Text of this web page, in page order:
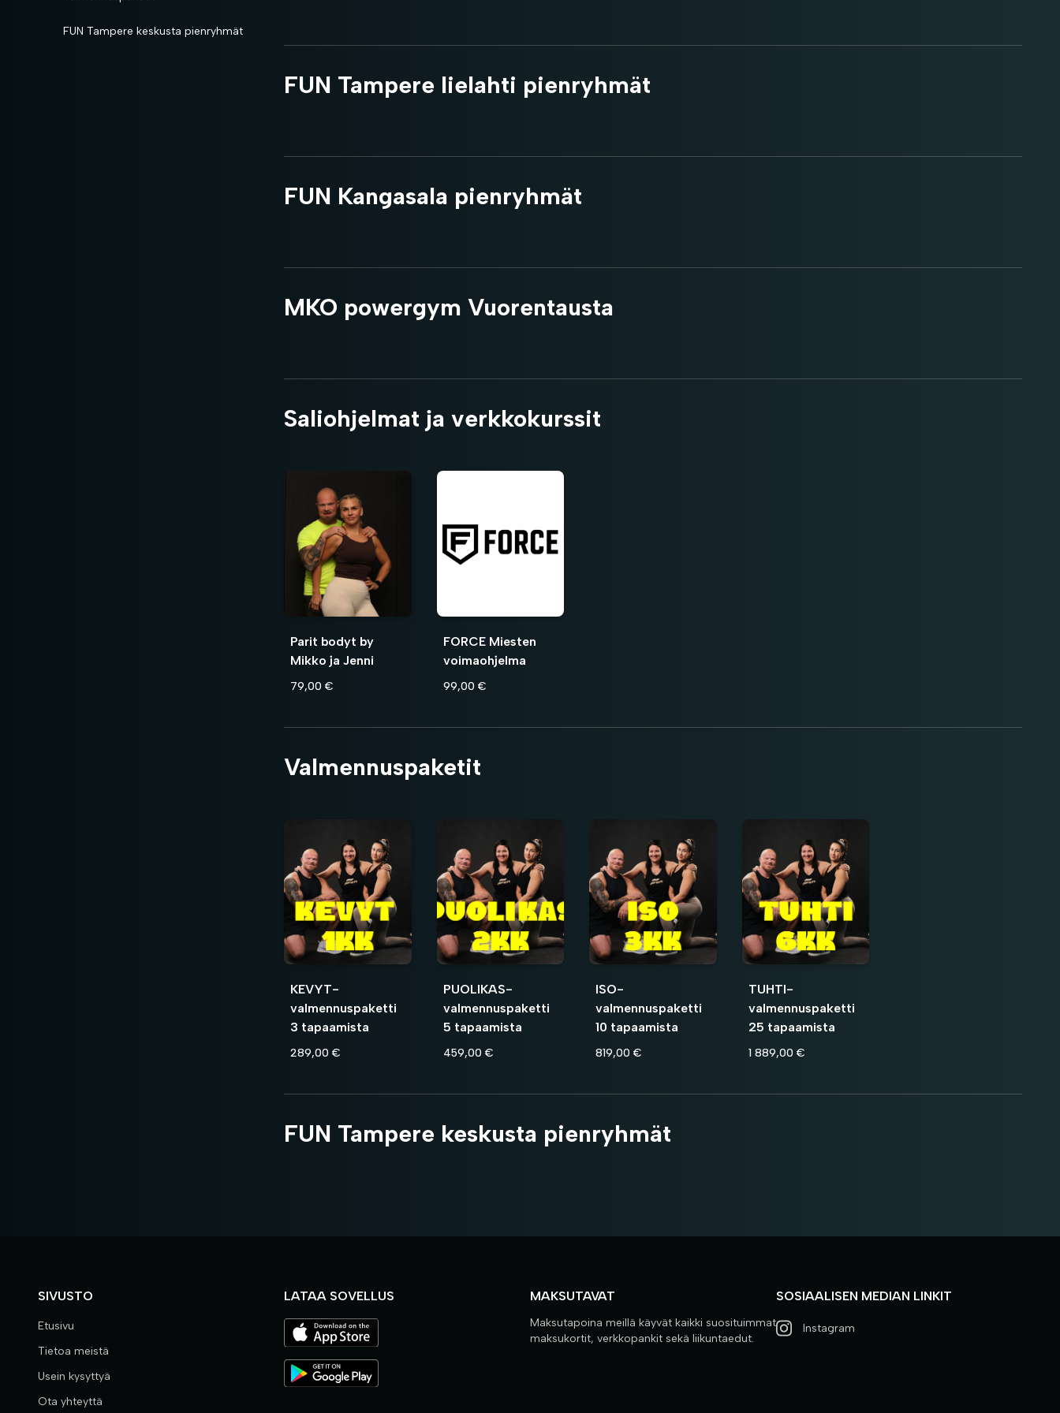
FUN Tampere keskusta pienryhmät
FUN Tampere lielahti pienryhmät
FUN Kangasala pienryhmät
MKO powergym Vuorentausta
Saliohjelmat ja verkkokurssit
Parit bodyt by
Mikko ja Jenni
79,00 €
FORCE Miesten
voimaohjelma
99,00 €
Valmennuspaketit
KEVYT-
valmennuspaketti
3 tapaamista
289,00 €
PUOLIKAS-
valmennuspaketti
5 tapaamista
459,00 €
ISO-
valmennuspaketti
10 tapaamista
819,00 €
TUHTI-
valmennuspaketti
25 tapaamista
1 889,00 €
FUN Tampere keskusta pienryhmät
SIVUSTO
Etusivu
Tietoa meistä
Usein kysyttyä
Ota yhteyttä
LATAA SOVELLUS MAKSUTAVAT
Maksutapoina meillä käyvät kaikki suosituimmat
maksukortit, verkkopankit sekä liikuntaedut.
SOSIAALISEN MEDIAN LINKIT
Instagram